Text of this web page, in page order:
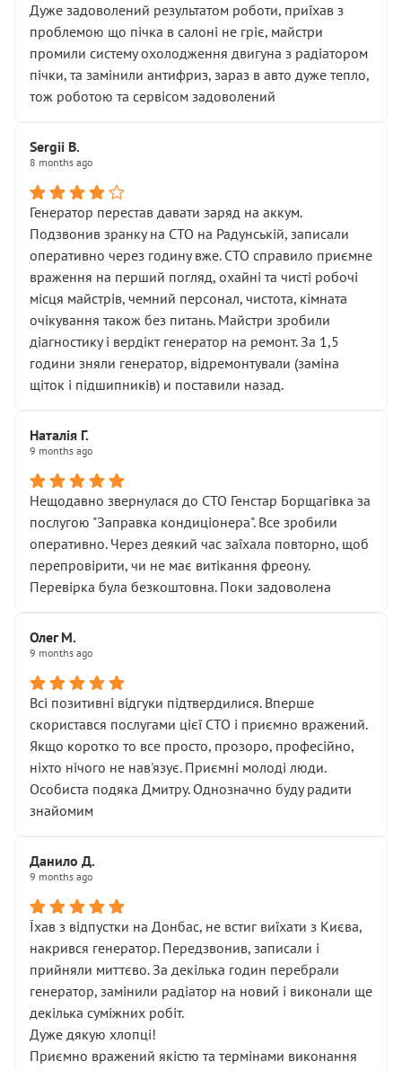
Дуже задоволений результатом роботи, приїхав з
проблемою що пічка в салоні не гріє, майстри
промили систему охолодження двигуна з радіатором
пічки, та замінили антифриз, зараз в авто дуже тепло,
тож роботою та сервісом задоволений
Sergii B.
8 months ago
Генератор перестав давати заряд на аккум.
Подзвонив зранку на СТО на Радунській, записали
оперативно через годину вже. СТО справило приємне
враження на перший погляд, охайні та чисті робочі
місця майстрів, чемний персонал, чистота, кімната
очікування також без питань. Майстри зробили
діагностику і вердікт генератор на ремонт. За 1,5
години зняли генератор, відремонтували (заміна
щіток і підшипників) и поставили назад.
Наталія Г.
9 months ago
Нещодавно звернулася до СТО Генстар Борщагівка за
послугою "Заправка кондиціонера". Все зробили
оперативно. Через деякий час заїхала повторно, щоб
перепровірити, чи не має витікання фреону.
Перевірка була безкоштовна. Поки задоволена
Олег М.
9 months ago
Всі позитивні відгуки підтвердилися. Вперше
скористався послугами цієї СТО і приємно вражений.
Якщо коротко то все просто, прозоро, професійно,
ніхто нічого не нав'язує. Приємні молоді люди.
Особиста подяка Дмитру. Однозначно буду радити
знайомим
Данило Д.
9 months ago
Їхав з відпустки на Донбас, не встиг виїхати з Києва,
накрився генератор. Передзвонив, записали і
прийняли миттєво. За декілька годин перебрали
генератор, замінили радіатор на новий і виконали ще
декілька суміжних робіт.
Дуже дякую хлопці!
Приємно вражений якістю та термінами виконання